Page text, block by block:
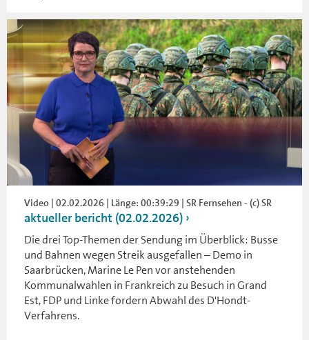
Video | 02.02.2026 | Länge: 00:39:29 | SR Fernsehen - (c) SR
aktueller bericht (02.02.2026)
Die drei Top-Themen der Sendung im Überblick: Busse
und Bahnen wegen Streik ausgefallen – Demo in
Saarbrücken, Marine Le Pen vor anstehenden
Kommunalwahlen in Frankreich zu Besuch in Grand
Est, FDP und Linke fordern Abwahl des D'Hondt-
Verfahrens.